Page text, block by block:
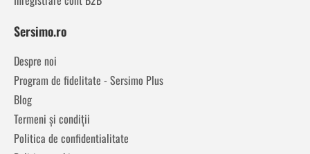
Sersimo.ro
Despre noi
Program de fidelitate - Sersimo Plus
Blog
Termeni și condiții
Politica de confidentialitate